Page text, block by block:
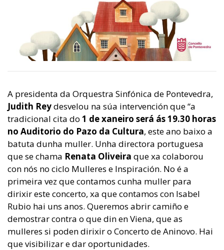
A presidenta da Orquestra Sinfónica de Pontevedra,
Judith Reydesvelou na súa intervención que “a
tradicional cita do 1 de xaneiro será ás 19.30 horas
no Auditorio do Pazo da Cultura, este ano baixo a
batuta dunha muller. Unha directora portuguesa
que se chama Renata Oliveira que xa colaborou
con nós no ciclo Mulleres e Inspiración. No é a
primeira vez que contamos cunha muller para
dirixir este concerto, xa que contamos con Isabel
Rubio hai uns anos. Queremos abrir camiño e
demostrar contra o que din en Viena, que as
mulleres si poden dirixir o Concerto de Aninovo. Hai
que visibilizar e dar oportunidades.